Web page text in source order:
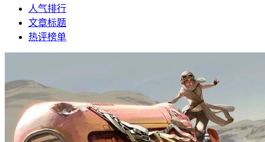
人气排行
文章标题
热评榜单